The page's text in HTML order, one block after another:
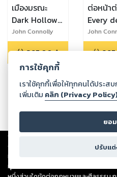
เมืองมรณะ
Dark Hollow
by John
Connolly
John Connolly
395.00฿
ต่อหน้า
Every
Thing
John
John
Copyright ©2026Storylog Co.,
ต่อผลงานหรือเนื้อหาใดที่อัปโหลดผ่านเว็
ทรัพย์สินทางปัญญาของบุคคลอื่นหรือขัด
ทุกท่านโปรดใช้วิจารณญาณในการกลั่น
การใช้คุกกี้
เราใช้คุกกี้เพื่อให้ทุกคนได้ประส
เพิ่มเติม คลิก (Privacy
ยอ
ปรับแ